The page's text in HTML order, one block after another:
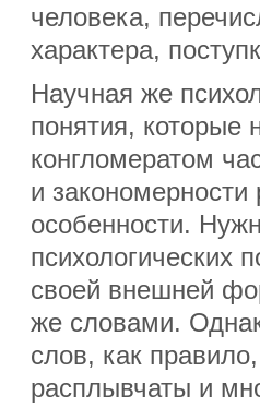
человека,
характера,
Научная же
понятия, которые
конгломератом
и
особенности.
психологических
своей внешней
же словами.
слов, как
расплывчаты и